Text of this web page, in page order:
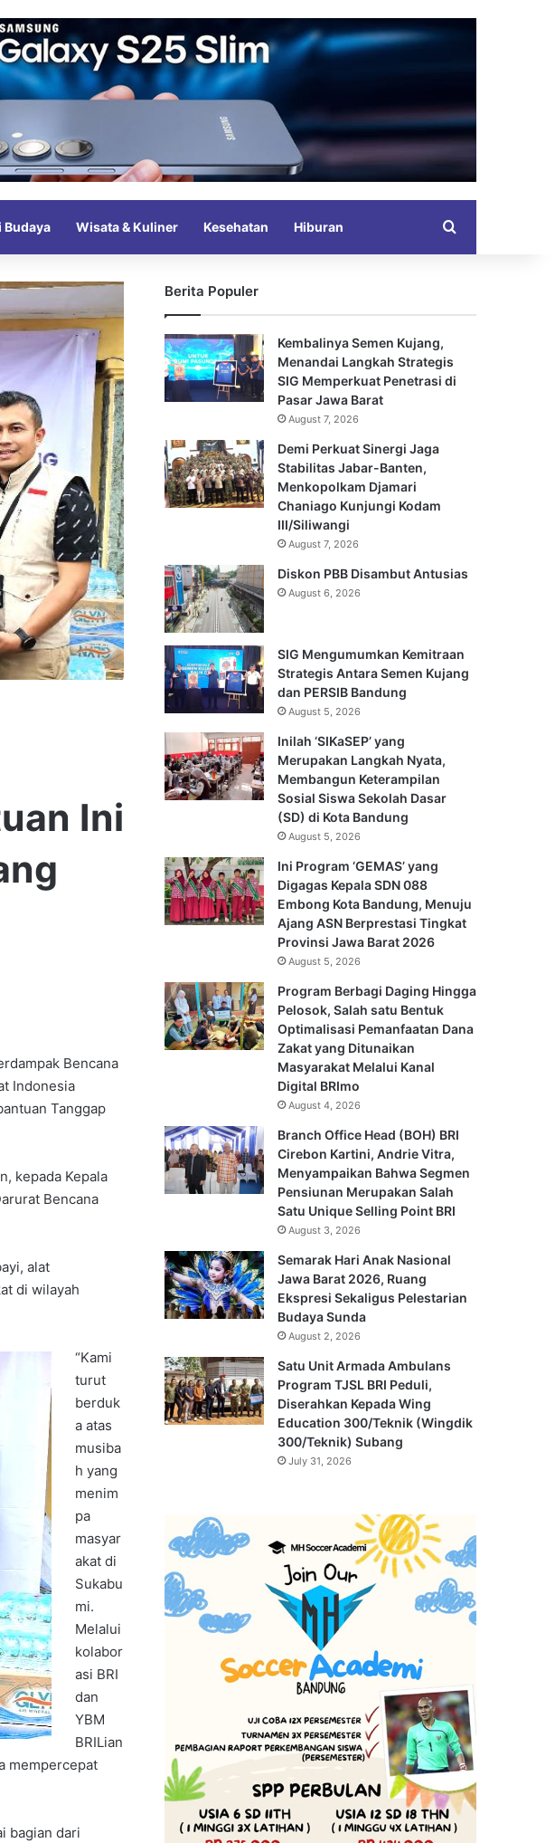
Budaya Wisata & Kuliner Kesehatan Hiburan
Ini
Bencana
Indonesia
Tanggap
kepada Kepala
Bencana
alat
di wilayah
“Kami
turut
berduk
a atas
musiba
h yang
menim
pa
masyar
akat di
Sukabu
mi.
Melalui
kolabor
asi BRI
dan
YBM
BRILian
mempercepat
bagian dari
Berita Populer
Kembalinya Semen Kujang,
Menandai Langkah Strategis
SIG Memperkuat Penetrasi di
Pasar Jawa Barat
August 7, 2026
Demi Perkuat Sinergi Jaga
Stabilitas Jabar-Banten,
Menkopolkam Djamari
Chaniago Kunjungi Kodam
III/Siliwangi
August 7, 2026
Diskon PBB Disambut Antusias
August 6, 2026
SIG Mengumumkan Kemitraan
Strategis Antara Semen Kujang
dan PERSIB Bandung
August 5, 2026
Inilah ‘SIKaSEP’ yang
Merupakan Langkah Nyata,
Membangun Keterampilan
Sosial Siswa Sekolah Dasar
(SD) di Kota Bandung
August 5, 2026
Ini Program ‘GEMAS’ yang
Digagas Kepala SDN 088
Embong Kota Bandung, Menuju
Ajang ASN Berprestasi Tingkat
Provinsi Jawa Barat 2026
August 5, 2026
Program Berbagi Daging Hingga
Pelosok, Salah satu Bentuk
Optimalisasi Pemanfaatan Dana
Zakat yang Ditunaikan
Masyarakat Melalui Kanal
Digital BRImo
August 4, 2026
Branch Office Head (BOH) BRI
Cirebon Kartini, Andrie Vitra,
Menyampaikan Bahwa Segmen
Pensiunan Merupakan Salah
Satu Unique Selling Point BRI
August 3, 2026
Semarak Hari Anak Nasional
Jawa Barat 2026, Ruang
Ekspresi Sekaligus Pelestarian
Budaya Sunda
August 2, 2026
Satu Unit Armada Ambulans
Program TJSL BRI Peduli,
Diserahkan Kepada Wing
Education 300/Teknik (Wingdik
300/Teknik) Subang
July 31, 2026